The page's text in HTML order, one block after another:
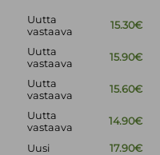
Uutta
vastaava
15.30€
Uutta
vastaava
15.90€
Uutta
vastaava
15.60€
Uutta
vastaava
14.90€
Uusi 17.90€